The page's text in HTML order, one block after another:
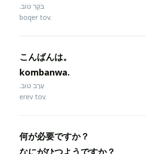
בֹּקֶר טוֹב.
boqer tov.
こんばんは。
kombanwa.
עֶרֶב טוֹב.
erev tov.
何が必要ですか？